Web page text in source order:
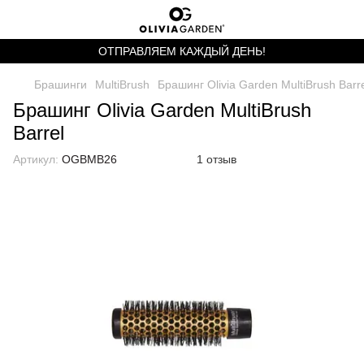
ОТПРАВЛЯЕМ КАЖДЫЙ ДЕНЬ!
Брашинги MultiBrush Брашинг Olivia Garden MultiBrush
Брашинг Olivia Garden MultiBrush
Barrel
Артикул: OGBMB26 1 отзыв